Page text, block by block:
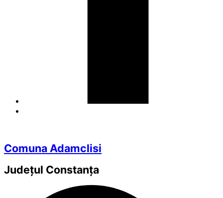
Comuna Adamclisi
Județul Constanța